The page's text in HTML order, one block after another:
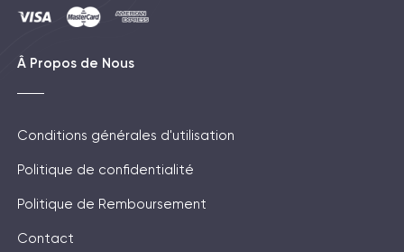
Â Propos de Nous
Conditions générales d'utilisation
Politique de confidentialité
Politique de Remboursement
Contact